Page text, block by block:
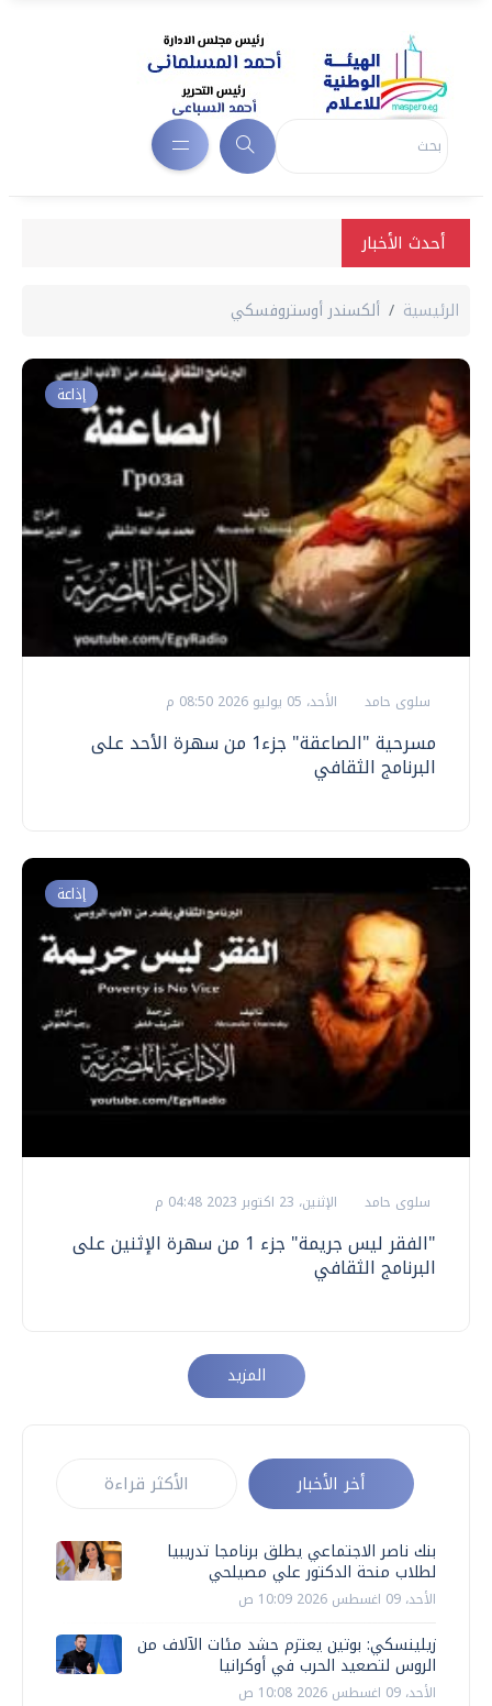
أحدث الأخبار
الرئيسية ألكسندر أوستروفسكي
إذاعة
سلوى حامد الأحد، 05 يوليو 2026 08:50 م
مسرحية "الصاعقة" جزء1 من سهرة الأحد على
البرنامج الثقافي
إذاعة
سلوى حامد الإثنين، 23 اكتوبر 2023 04:48 م
"الفقر ليس جريمة" جزء 1 من سهرة الإثنين على
البرنامج الثقافي
المزيد
أخر الأخبار الأكثر قراءة
بنك ناصر الاجتماعي يطلق برنامجا تدريبيا
لطلاب منحة الدكتور علي مصيلحي
الأحد، 09 اغسطس 2026 10:09 ص
زيلينسكي: بوتين يعتزم حشد مئات الآلاف من
الروس لتصعيد الحرب في أوكرانيا
الأحد، 09 اغسطس 2026 10:08 ص